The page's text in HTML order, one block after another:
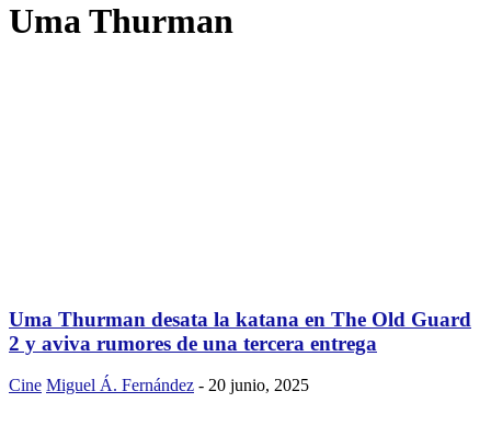
Uma Thurman
Uma Thurman desata la katana en The Old Guard
2 y aviva rumores de una tercera entrega
Cine Miguel Á. Fernández - 20 junio, 2025